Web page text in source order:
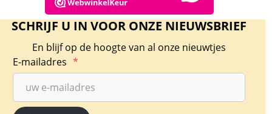
SCHRIJF U IN VOOR ONZE NIEUWSBRIEF
En blijf op de hoogte van al onze nieuwtjes
E-mailadres *